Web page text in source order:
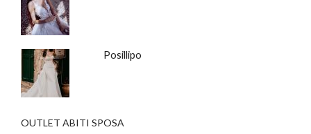
Posillipo
OUTLET ABITI SPOSA